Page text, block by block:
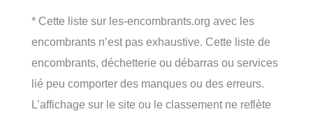
* Cette liste sur les-encombrants.org avec les
encombrants n’est pas exhaustive. Cette liste de
encombrants, déchetterie ou débarras ou services
lié peu comporter des manques ou des erreurs.
L’affichage sur le site ou le classement ne reflète